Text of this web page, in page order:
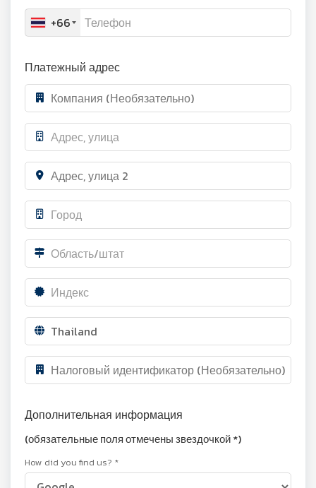
+66
Платежный адрес
Дополнительная информация
(обязательные поля отмечены звездочкой *)
How did you find us? *